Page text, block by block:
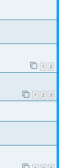
1 2
1 2 3